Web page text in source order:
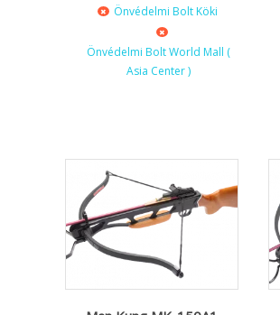
Önvédelmi Bolt Köki
Önvédelmi Bolt World Mall (
Asia Center )